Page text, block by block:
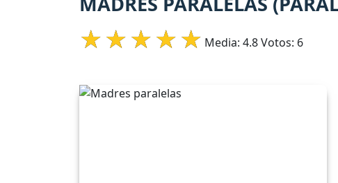
Media: 4.8Votos: 6